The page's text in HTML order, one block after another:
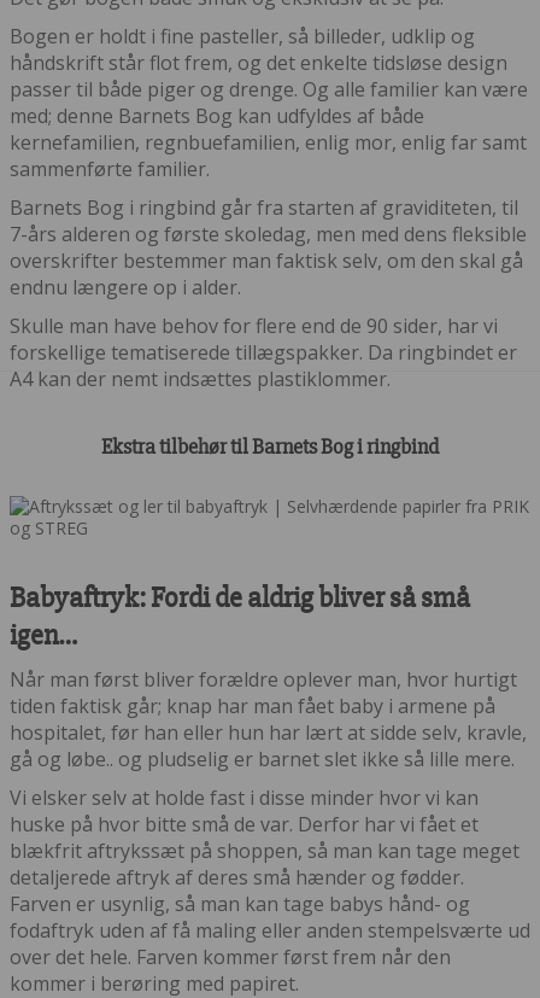
Bogen er holdt i fine pasteller, så billeder, udklip og
håndskrift står flot frem, og det enkelte tidsløse design
passer til både piger og drenge. Og alle familier kan være
med; denne Barnets Bog kan udfyldes af både
kernefamilien, regnbuefamilien, enlig mor, enlig far samt
sammenførte familier.
Barnets Bog i ringbind går fra starten af graviditeten, til
7-års alderen og første skoledag, men med dens fleksible
overskrifter bestemmer man faktisk selv, om den skal gå
endnu længere op i alder.
Skulle man have behov for flere end de 90 sider, har vi
forskellige tematiserede tillægspakker. Da ringbindet er
A4 kan der nemt indsættes plastiklommer.
Ekstra tilbehør til Barnets Bog i ringbind
Babyaftryk: Fordi de aldrig bliver så små
igen…
Når man først bliver forældre oplever man, hvor hurtigt
tiden faktisk går; knap har man fået baby i armene på
hospitalet, før han eller hun har lært at sidde selv, kravle,
gå og løbe.. og pludselig er barnet slet ikke så lille mere.
Vi elsker selv at holde fast i disse minder hvor vi kan
huske på hvor bitte små de var. Derfor har vi fået et
blækfrit aftrykssæt på shoppen, så man kan tage meget
detaljerede aftryk af deres små hænder og fødder.
Farven er usynlig, så man kan tage babys hånd- og
fodaftryk uden af få maling eller anden stempelsværte ud
over det hele. Farven kommer først frem når den
kommer i berøring med papiret.